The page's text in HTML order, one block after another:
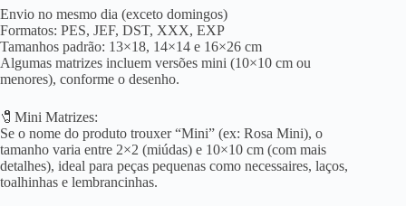
Envio no mesmo dia (exceto domingos)
Formatos: PES, JEF, DST, XXX, EXP
Tamanhos padrão: 13×18, 14×14 e 16×26 cm
Algumas matrizes incluem versões mini (10×10 cm ou
menores), conforme o desenho.
🧷Mini Matrizes:
Se o nome do produto trouxer “Mini” (ex: Rosa Mini), o
tamanho varia entre 2×2 (miúdas) e 10×10 cm (com mais
detalhes), ideal para peças pequenas como necessaires, laços,
toalhinhas e lembrancinhas.